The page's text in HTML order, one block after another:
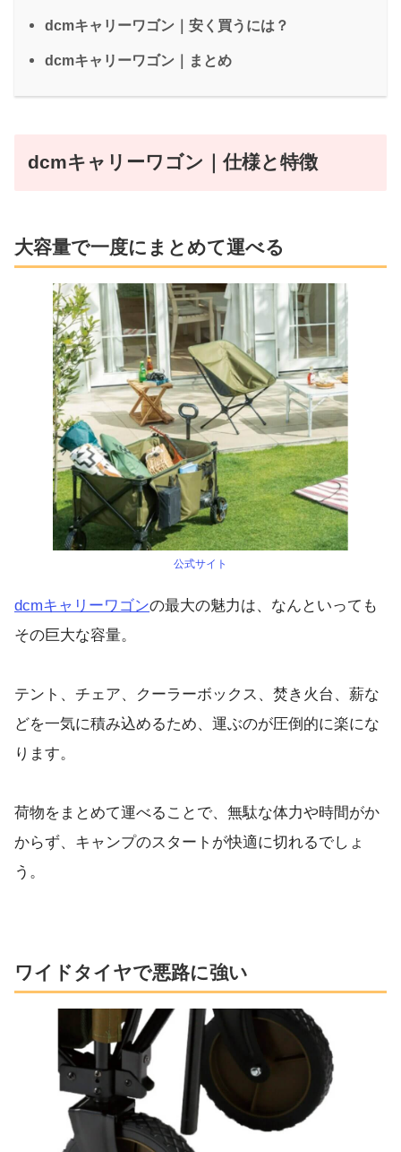
dcmキャリーワゴン｜安く買うには？
dcmキャリーワゴン｜まとめ
dcmキャリーワゴン｜仕様と特徴
大容量で一度にまとめて運べる
公式サイト
dcmキャリーワゴンの最大の魅力は、なんといっても
その巨大な容量。
テント、チェア、クーラーボックス、焚き火台、薪な
どを一気に積み込めるため、運ぶのが圧倒的に楽にな
ります。
荷物をまとめて運べることで、無駄な体力や時間がか
からず、キャンプのスタートが快適に切れるでしょ
う。
ワイドタイヤで悪路に強い